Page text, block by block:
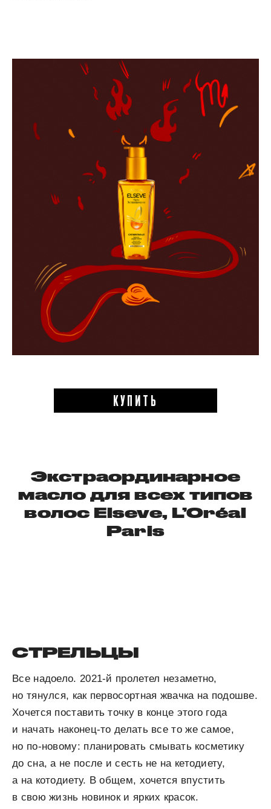
КУПИТЬ
Экстраординарное
масло для всех типов
волос Elseve, L’Oréal
Paris
СТРЕЛЬЦЫ
Все надоело. 2021-й пролетел незаметно,
но тянулся, как первосортная жвачка на подошве.
Хочется поставить точку в конце этого года
и начать наконец-то делать все то же самое,
но по-новому: планировать смывать косметику
до сна, а не после и сесть не на кетодиету,
а на котодиету. В общем, хочется впустить
в свою жизнь новинок и ярких красок.